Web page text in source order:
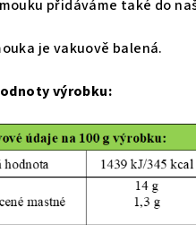
přidáváme také do
je vakuově balená.
výrobku: